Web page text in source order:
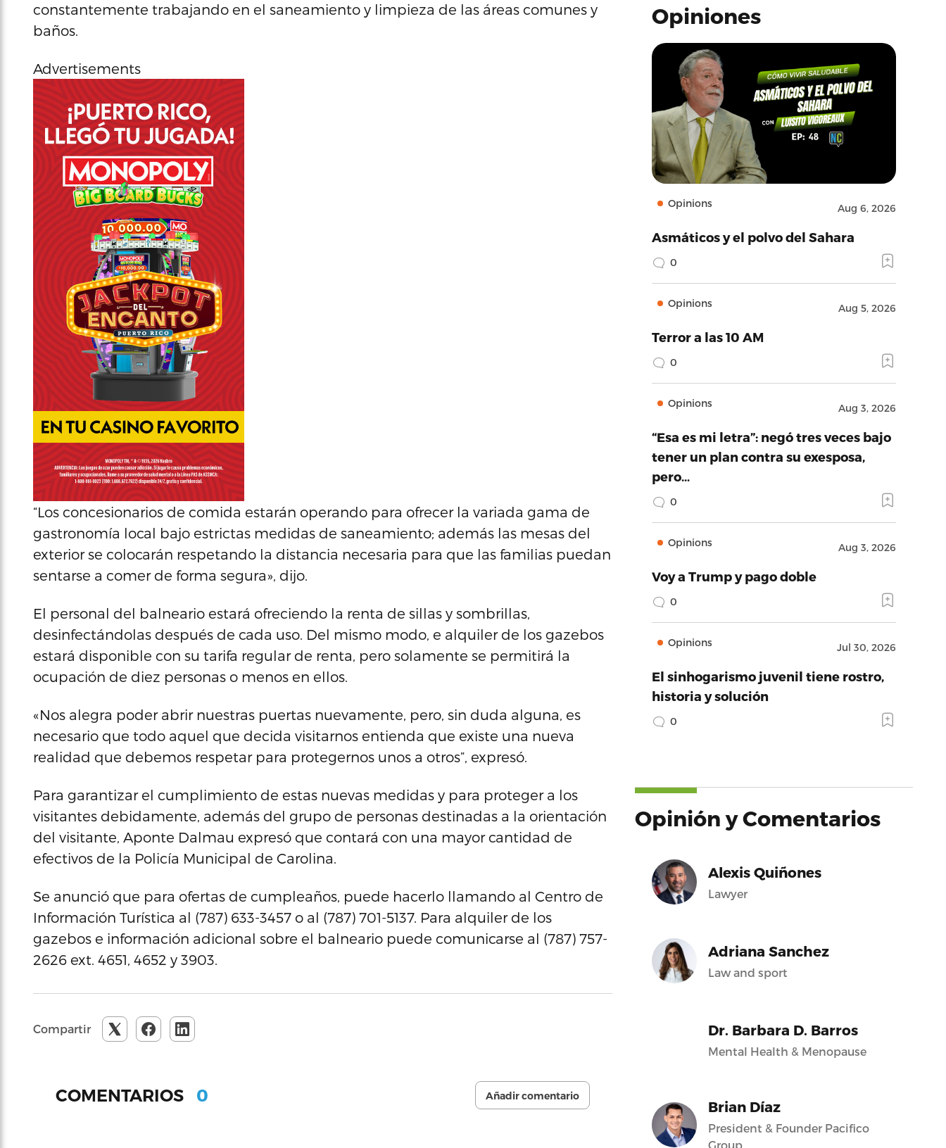
constantemente trabajando en el saneamiento y limpieza de las áreas comunes y
baños.
Advertisements
“Los concesionarios de comida estarán operando para ofrecer la variada gama de
gastronomía local bajo estrictas medidas de saneamiento; además las mesas del
exterior se colocarán respetando la distancia necesaria para que las familias puedan
sentarse a comer de forma segura», dijo.
El personal del balneario estará ofreciendo la renta de sillas y sombrillas,
desinfectándolas después de cada uso. Del mismo modo, e alquiler de los gazebos
estará disponible con su tarifa regular de renta, pero solamente se permitirá la
ocupación de diez personas o menos en ellos.
«Nos alegra poder abrir nuestras puertas nuevamente, pero, sin duda alguna, es
necesario que todo aquel que decida visitarnos entienda que existe una nueva
realidad que debemos respetar para protegernos unos a otros”, expresó.
Para garantizar el cumplimiento de estas nuevas medidas y para proteger a los
visitantes debidamente, además del grupo de personas destinadas a la orientación
del visitante, Aponte Dalmau expresó que contará con una mayor cantidad de
efectivos de la Policía Municipal de Carolina.
Se anunció que para ofertas de cumpleaños, puede hacerlo llamando al Centro de
Información Turística al (787) 633-3457 o al (787) 701-5137. Para alquiler de los
gazebos e información adicional sobre el balneario puede comunicarse al (787) 757-
2626 ext. 4651, 4652 y 3903.
Compartir
COMENTARIOS 0 Añadir comentario
Opiniones
Opinions Aug 6, 2026
Asmáticos y el polvo del Sahara
0
Opinions Aug 5, 2026
Terror a las 10 AM
0
Opinions Aug 3, 2026
“Esa es mi letra”: negó tres veces bajo
tener un plan contra su exesposa,
pero…
0
Opinions Aug 3, 2026
Voy a Trump y pago doble
0
Opinions Jul 30, 2026
El sinhogarismo juvenil tiene rostro,
historia y solución
0
Opinión y Comentarios
Alexis Quiñones
Lawyer
Adriana Sanchez
Law and sport
Dr. Barbara D. Barros
Mental Health & Menopause
Brian Díaz
President & Founder Pacifico
Group